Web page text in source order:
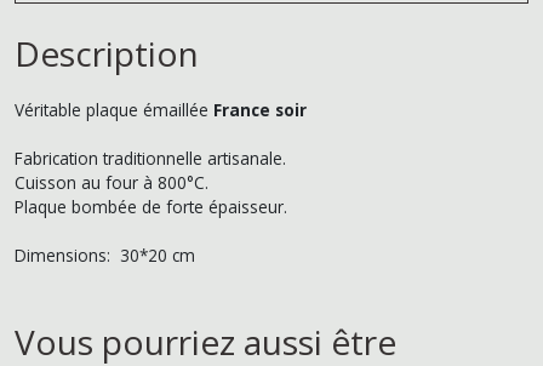
Description
Véritable plaque émaillée France soir
Fabrication traditionnelle artisanale.
Cuisson au four à 800°C.
Plaque bombée de forte épaisseur.
Dimensions: 30*20 cm
Vous pourriez aussi être